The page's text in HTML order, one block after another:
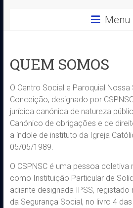
Menu
QUEM SOMOS
O Centro Social e Paroquial Nossa
Conceição, designado por
jurídica canónica de natureza
Canónico de obrigações e de
a índole de instituto da Igreja
05/05/1989.
O CSPNSC é uma pessoa
como Instituição Particular de
adiante designada IPSS, registado
da Segurança Social, no livro 4